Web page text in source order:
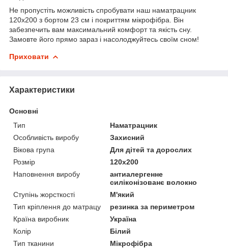
Не пропустіть можливість спробувати наш наматрацник
120х200 з бортом 23 см і покриттям мікрофібра. Він
забезпечить вам максимальний комфорт та якість сну.
Замовте його прямо зараз і насолоджуйтесь своїм сном!
Приховати
Характеристики
Основні
Тип
Наматрацник
Особливість виробу
Захисний
Вікова група
Для дітей та дорослих
Розмір
120x200
Наповнення виробу
антиалергенне
силіконізованє волокно
Ступінь жорсткості
М'який
Тип кріплення до матрацу
резинка за периметром
Країна виробник
Україна
Колір
Білий
Тип тканини
Мікрофібра